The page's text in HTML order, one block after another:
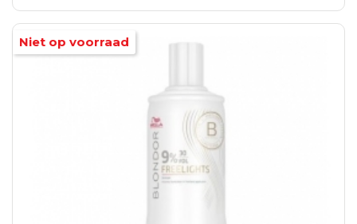
Niet op voorraad